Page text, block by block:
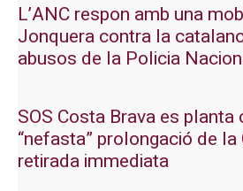
L’ANC respon amb una
Jonquera contra la
abusos de la Policia
SOS Costa Brava es
“nefasta” prolongació de la
retirada immediata